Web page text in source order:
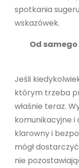
spotkania
wskazówek.
Od
Jeśli
którym trzeba
właśnie teraz.
komunikacyjne
klarowny i
mógł
nie